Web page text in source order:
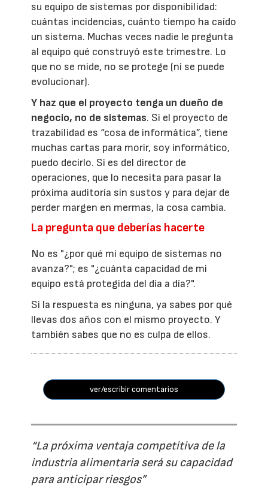
su equipo de sistemas por disponibilidad:
cuántas incidencias, cuánto tiempo ha caído
un sistema. Muchas veces nadie le pregunta
al equipo qué construyó este trimestre. Lo
que no se mide, no se protege (ni se puede
evolucionar).
Y haz que el proyecto tenga un dueño de
negocio, no de sistemas. Si el proyecto de
trazabilidad es “cosa de informática”, tiene
muchas cartas para morir, soy informático,
puedo decirlo. Si es del director de
operaciones, que lo necesita para pasar la
próxima auditoría sin sustos y para dejar de
perder margen en mermas, la cosa cambia.
La pregunta que deberías hacerte
No es "¿por qué mi equipo de sistemas no
avanza?"; es "¿cuánta capacidad de mi
equipo está protegida del día a día?".
Si la respuesta es ninguna, ya sabes por qué
llevas dos años con el mismo proyecto. Y
también sabes que no es culpa de ellos.
ver/escribir comentarios
“La próxima ventaja competitiva de la
industria alimentaria será su capacidad
para anticipar riesgos”